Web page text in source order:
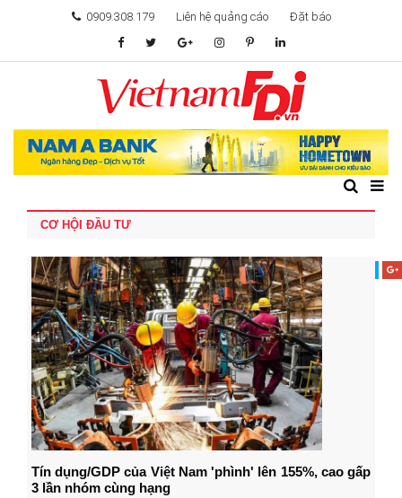
0909.308.179 Liên hệ quảng cáo Đặt báo
TÂM ĐIỂM ĐẦU TƯ
TÀI CHÍNH
GIẢI TRÍ & CÔNG NGHỆ
CƠ HỘI ĐẦU TƯ
Tín dụng/GDP của Việt Nam 'phình' lên 155%, cao gấp
3 lần nhóm cùng hạng